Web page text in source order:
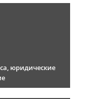
юридические